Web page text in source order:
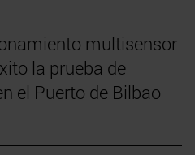
multisensor
la prueba de
el Puerto de Bilbao